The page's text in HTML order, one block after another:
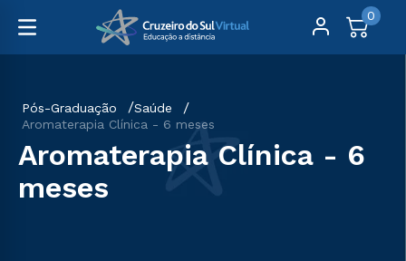
0
Pós-Graduação
Saúde
Aromaterapia Clínica - 6 meses
Aromaterapia Clínica - 6
meses